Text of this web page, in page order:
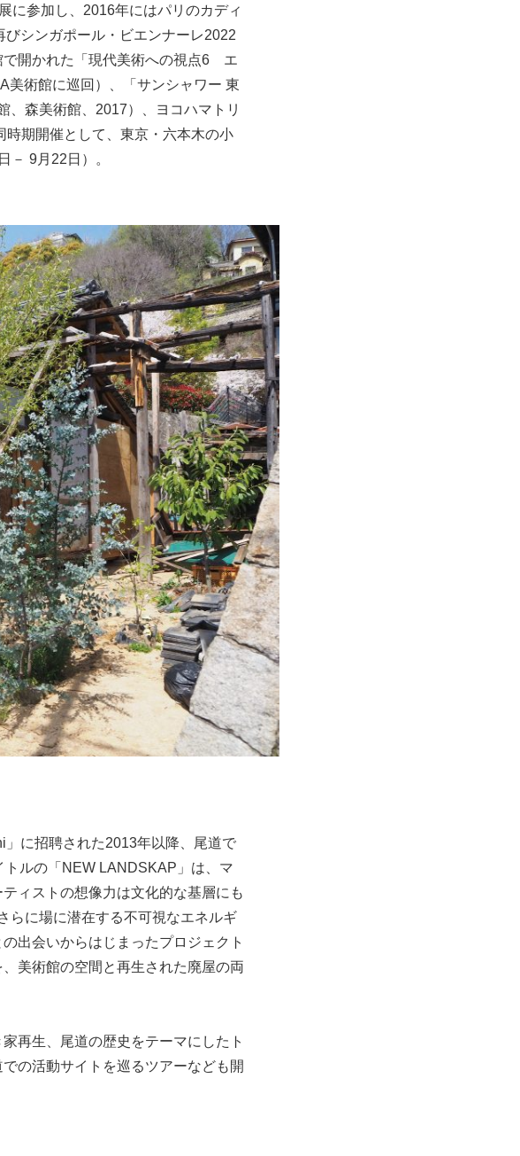
に参加し、2016年にはパリのカディ
シンガポール・ビエンナーレ2022
で開かれた「現代美術への視点6 エ
術館に巡回）、「サンシャワー 東
、森美術館、2017）、ヨコハマトリ
期開催として、東京・六本木の小
－ 9月22日）。
に招聘された2013年以降、尾道で
ルの「NEW LANDSKAP」は、マ
ィストの想像力は文化的な基層にも
らに場に潜在する不可視なエネルギ
出会いからはじまったプロジェクト
美術館の空間と再生された廃屋の両
再生、尾道の歴史をテーマにしたト
の活動サイトを巡るツアーなども開